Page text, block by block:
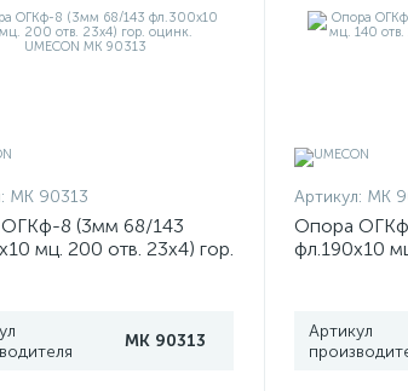
МК 90313
8 (3мм 68/143
мц. 200 отв. 23х4) гор.
МК 90313
Артикул: МК
Опора
фл.190х10
Артикул